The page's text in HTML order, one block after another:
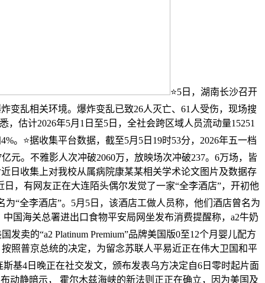
⭐5日，湖南长沙召开
变乱相关环境。爆炸变乱已致26人灭亡、61人受伤，现场搜
估计2026年5月1日至5日，全社会跨区域人员流动量15251
。⭐据收集平台数据，截至5月5日19时53分，2026年五一档
元。不雅影人次冲破2060万，放映场次冲破237。6万场，皆
日收集上对我校从属病院康某某相关学术论文图片及数据存
，有网友正在大连陌头偶尔发觉了一家“全李酒店”，开初他
“全李酒店”。5月5日，该酒店工做人员称，他们酒店曾名为
国海关总署进出口食物平安局网坐发布消费提醒称，a2牛奶
卖的“a2 Platinum Premium”品牌美国版0至12个月婴儿配方
照普京总统的决定，为留念苏联人平易近正在伟大卫国和平
基4日晚正在社交发文，颁布发表乌方决定自6日零时起片面
动静暗示， 霍尔木兹海峡的新法则正正在确立，因为美国及